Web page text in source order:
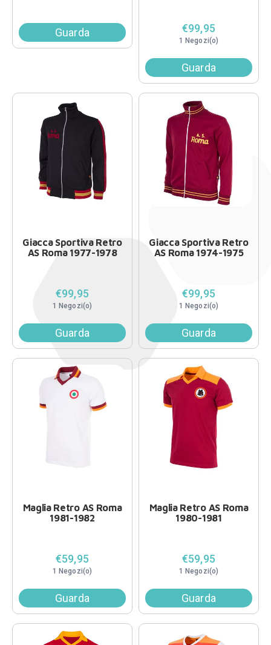
Guarda €99,95
1 Negozi(o)
Guarda
Giacca Sportiva Retro
AS Roma 1977-1978
€99,95
1 Negozi(o)
Guarda
Giacca Sportiva Retro
AS Roma 1974-1975
€99,95
1 Negozi(o)
Guarda
Maglia Retro AS Roma
1981-1982
€59,95
1 Negozi(o)
Guarda
Maglia Retro AS Roma
1980-1981
€59,95
1 Negozi(o)
Guarda